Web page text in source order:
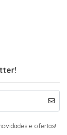
e ofertas!